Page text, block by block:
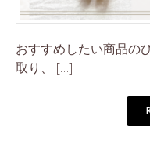
おすすめしたい商品の
取り、 […]